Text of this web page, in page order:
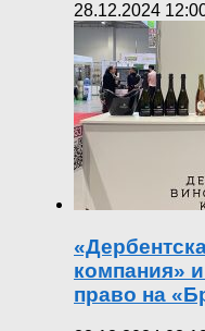
28.12.2024
компания»
право на